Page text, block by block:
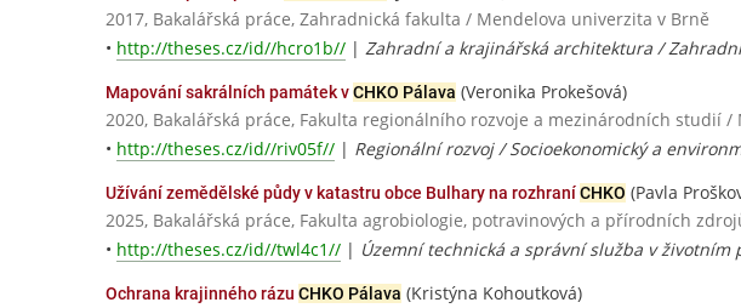
2017, Bakalářská práce, Zahradnická fakulta / Mendelova univerzita v Brně
• http://theses.cz/id//hcro1b// | Zahradní a krajinářská architektura /
Mapování sakrálních památek vCHKO Pálava (Veronika Prokešová)
2020, Bakalářská práce, Fakulta regionálního rozvoje a mezinárodních studií
• http://theses.cz/id//riv05f// | Regionální rozvoj / Socioekonomický a
Užívání zemědělské půdy v katastru obce Bulhary na rozhraníCHKO (Pavla
2025, Bakalářská práce, Fakulta agrobiologie, potravinových a přírodních
• http://theses.cz/id//twl4c1// | Územní technická a správní služba v
Ochrana krajinného rázu CHKO Pálava (Kristýna Kohoutková)